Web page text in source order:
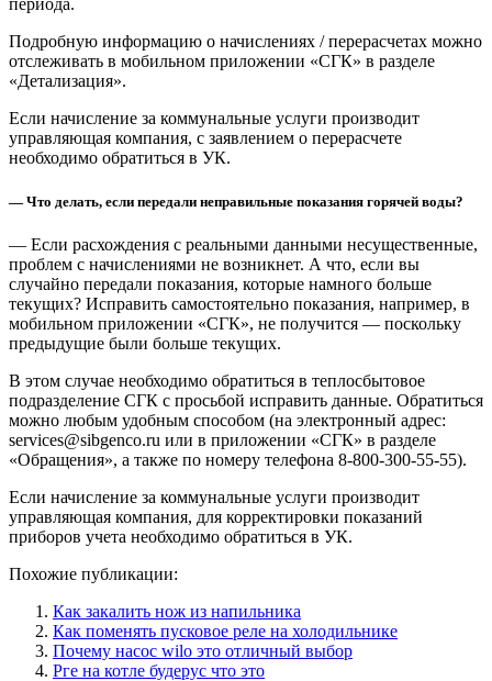
периода.
Подробную информацию о начислениях / перерасчетах можно
отслеживать в мобильном приложении «СГК» в разделе
«Детализация».
Если начисление за коммунальные услуги производит
управляющая компания, с заявлением о перерасчете
необходимо обратиться в УК.
— Что делать, если передали неправильные показания горячей воды?
— Если расхождения с реальными данными несущественные,
проблем с начислениями не возникнет. А что, если вы
случайно передали показания, которые намного больше
текущих? Исправить самостоятельно показания, например, в
мобильном приложении «СГК», не получится — поскольку
предыдущие были больше текущих.
В этом случае необходимо обратиться в теплосбытовое
подразделение СГК с просьбой исправить данные. Обратиться
можно любым удобным способом (на электронный адрес:
services@sibgenco.ru или в приложении «СГК» в разделе
«Обращения», а также по номеру телефона 8-800-300-55-55).
Если начисление за коммунальные услуги производит
управляющая компания, для корректировки показаний
приборов учета необходимо обратиться в УК.
Похожие публикации:
Как закалить нож из напильника
Как поменять пусковое реле на холодильнике
Почему насос wilo это отличный выбор
Рге на котле будерус что это